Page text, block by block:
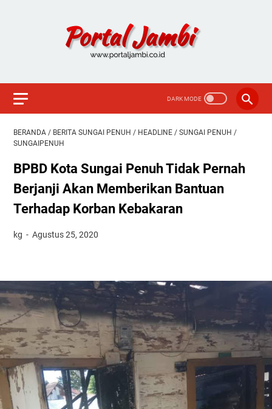
BERANDA / BERITA SUNGAI PENUH / HEADLINE / SUNGAI PENUH /
SUNGAIPENUH
BPBD Kota Sungai Penuh Tidak Pernah
Berjanji Akan Memberikan Bantuan
Terhadap Korban Kebakaran
kg Agustus 25, 2020